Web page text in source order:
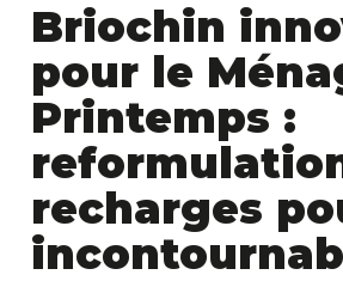
Briochin
pour le
Printemps :
recharges